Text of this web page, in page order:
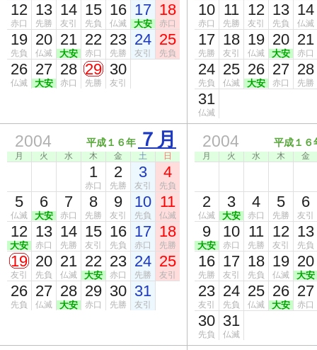
12
赤口
13
先勝
14
友引
15
先負
16
仏滅
17
大安
18
赤口
19
先負
20
仏滅
21
大安
22
赤口
23
先勝
24
友引
25
先負
26
仏滅
27
大安
28
赤口
29
先勝
30
友引
10
赤口
11
先勝
12
友引
13
先負
14
仏滅
17
先勝
18
友引
19
仏滅
20
大安
21
赤口
24
先負
25
仏滅
26
大安
27
赤口
28
先勝
31
仏滅
2004 平成１６年 ７月
月 火 水 木 金 土 日
1
赤口
2
先勝
3
友引
4
先負
5
仏滅
6
大安
7
赤口
8
先勝
9
友引
10
先負
11
仏滅
12
大安
13
赤口
14
先勝
15
友引
16
先負
17
赤口
18
先勝
19
友引
20
先負
21
仏滅
22
大安
23
赤口
24
先勝
25
友引
26
先負
27
仏滅
28
大安
29
赤口
30
先勝
31
友引
2004 平成１６
月 火 水 木 金
2
仏滅
3
大安
4
赤口
5
先勝
6
友引
9
大安
10
赤口
11
先勝
12
友引
13
先負
16
先勝
17
友引
18
先負
19
仏滅
20
大安
23
友引
24
先負
25
仏滅
26
大安
27
赤口
30
先負
31
仏滅